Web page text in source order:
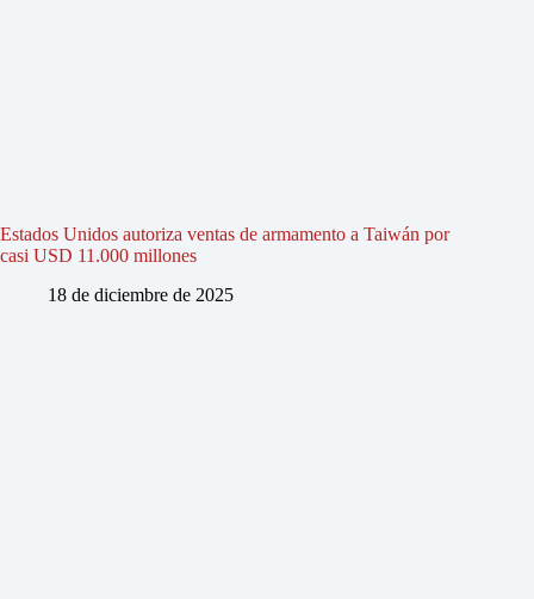
Estados Unidos autoriza ventas de armamento a Taiwán por
casi USD 11.000 millones
18 de diciembre de 2025